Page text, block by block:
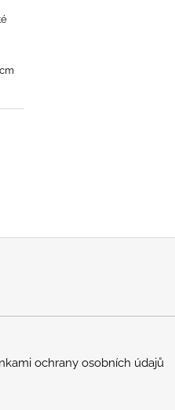
ochrany osobních údajů